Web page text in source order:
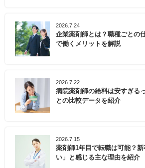
2026.7.24
企業薬剤師とは？職種ごとの
で働くメリットを解説
2026.7.22
病院薬剤師の給料は安すぎる
との比較データを紹介
2026.7.15
薬剤師1年目で転職は可能？
い」と感じる主な理由を紹介